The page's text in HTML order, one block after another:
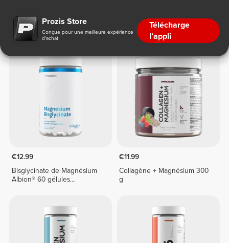
Prozis Store
Conçue pour une meilleure expérience
d'achat
Télécharge
l’appli
Magnésium
€12.99
Bisglycinate de Magnésium
Albion® 60 gélules
€11.99
Collagène + Magnésium 300
g